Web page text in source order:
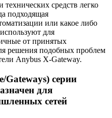
средств легко
подходящая
или какое либо
для
от принятых
решения подобных проблем
Anybus X-Gateway.
серии
для
сетей